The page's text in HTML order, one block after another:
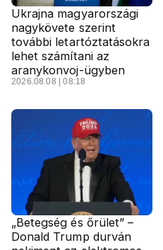
Ukrajna magyarországi
nagykövete szerint
további letartóztatásokra
lehet számítani az
aranykonvoj-ügyben
2026.08.08 | 08:18
„Betegség és őrület” –
Donald Trump durván